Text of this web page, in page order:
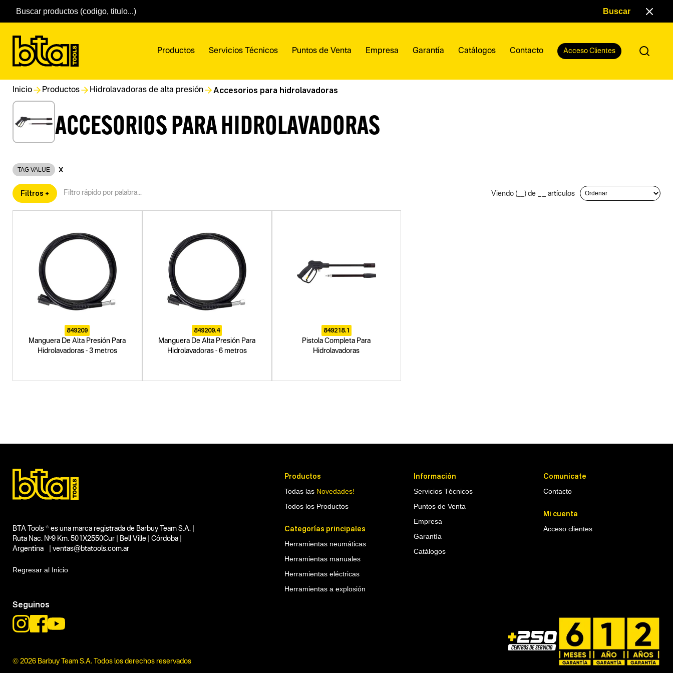
Productos Servicios Técnicos Puntos de Venta Empresa Garantía Catálogos Contacto Acceso Clientes
Inicio Productos Hidrolavadoras de alta presión Accesorios para hidrolavadoras
ACCESORIOS PARA HIDROLAVADORAS
TAG VALUE X
Filtros + Viendo ( ) de artículos
849209
Manguera De Alta Presión Para
Hidrolavadoras - 3 metros
849209.4
Manguera De Alta Presión Para
Hidrolavadoras - 6 metros
849218.1
Pistola Completa Para
Hidrolavadoras
BTA Tools ® es una marca registrada de Barbuy Team S.A. |
Ruta Nac. Nº9 Km. 501X2550Cur | Bell Ville | Córdoba |
Argentina | ventas@btatools.com.ar
Regresar al Inicio
Seguinos
© 2026 Barbuy Team S.A. Todos los derechos reservados
Productos
Todas las Novedades!
Todos los Productos
Categorías principales
Herramientas neumáticas
Herramientas manuales
Herramientas eléctricas
Herramientas a explosión
Información
Servicios Técnicos
Puntos de Venta
Empresa
Garantía
Catálogos
Comunicate
Contacto
Mi cuenta
Acceso clientes